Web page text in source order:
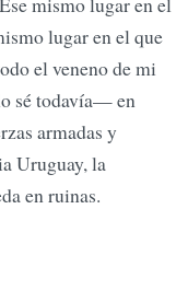
lugar en el que
el veneno de mi
sé todavía— en
armadas y
Uruguay, la
en ruinas.